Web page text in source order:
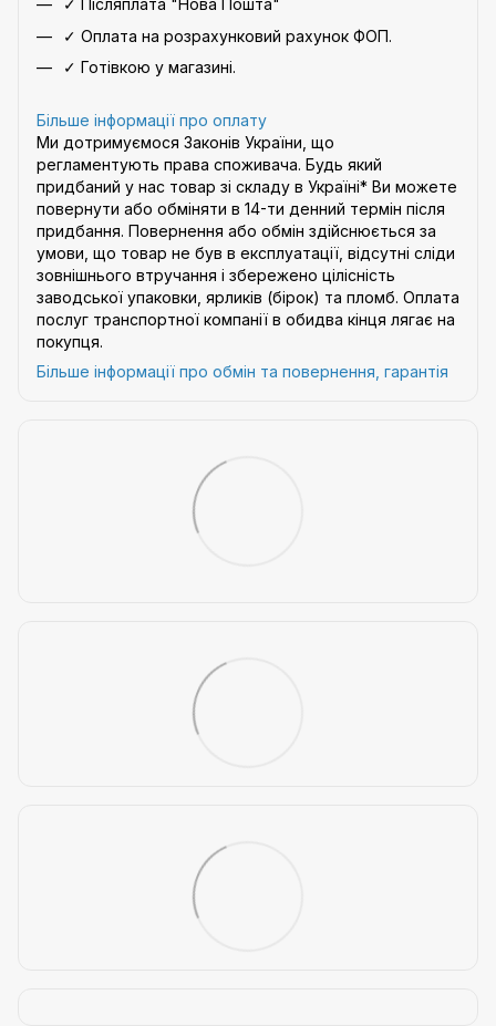
✓ Післяплата "Нова Пошта"
✓ Оплата на розрахунковий рахунок ФОП.
✓ Готівкою у магазині.
Більше інформації про оплату
Ми дотримуємося Законів України, що
регламентують права споживача. Будь який
придбаний у нас товар зі складу в Україні* Ви можете
повернути або обміняти в 14-ти денний термін після
придбання. Повернення або обмін здійснюється за
умови, що товар не був в експлуатації, відсутні сліди
зовнішнього втручання і збережено цілісність
заводської упаковки, ярликів (бірок) та пломб. Оплата
послуг транспортної компанії в обидва кінця лягає на
покупця.
Більше інформації про обмін та повернення, гарантія